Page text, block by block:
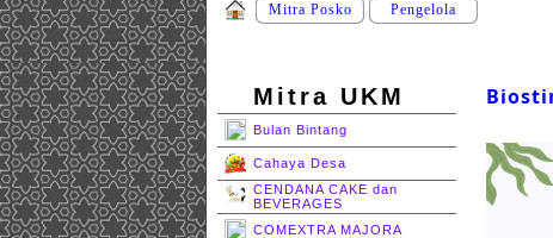
Mitra Posko Pengelola
Mitra UKM
Bulan Bintang
Cahaya Desa
CENDANA CAKE dan
BEVERAGES
COMEXTRA MAJORA